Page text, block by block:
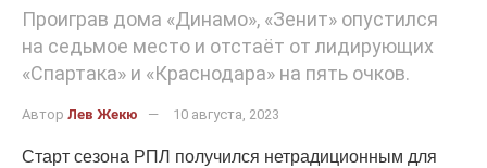
Проиграв дома «Динамо», «Зенит» опустился
на седьмое место и отстаёт от лидирующих
«Спартака» и «Краснодара» на пять очков.
Автор Лев Жекю 10 августа, 2023
Старт сезона РПЛ получился нетрадиционным для